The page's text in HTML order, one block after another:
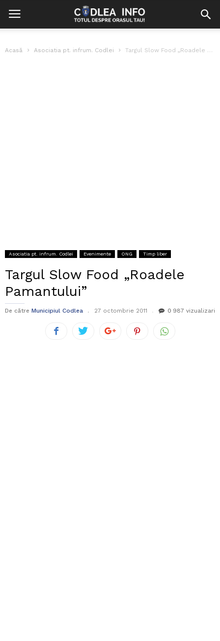
Acasă Asociatia pt. infrum. Codlei Targul Slow Food „Roadele Pamantului”
Asociatia pt. infrum. Codlei Evenimente ONG Timp liber
Targul Slow Food „Roadele
Pamantului”
De către Municipiul Codlea 27 octombrie 2011 0 987 vizualizari